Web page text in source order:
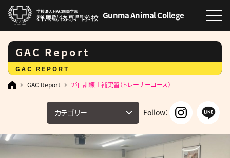
Gunma Animal College
GAC Report
GAC REPORT
GAC Report
2年 訓練士補実習（トレーナーコース）
カテゴリー Follow：